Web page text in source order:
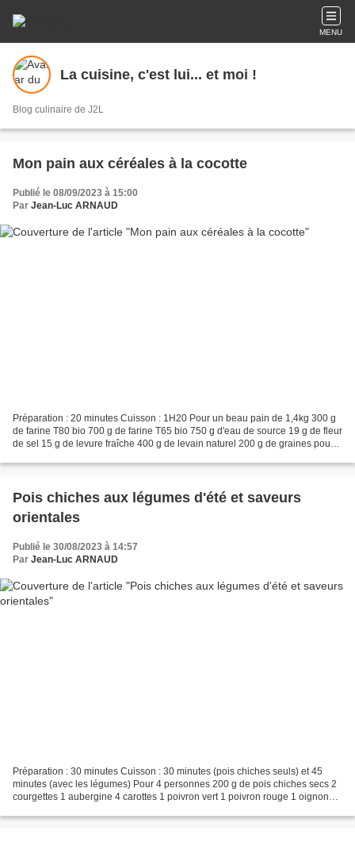
MENU
La cuisine, c'est lui... et moi !
Blog culinaire de J2L
Mon pain aux céréales à la cocotte
Publié le 08/09/2023 à 15:00
Par Jean-Luc ARNAUD
Préparation : 20 minutes Cuisson : 1H20 Pour un beau pain de 1,4kg 300 g
de farine T80 bio 700 g de farine T65 bio 750 g d'eau de source 19 g de fleur
de sel 15 g de levure fraîche 400 g de levain naturel 200 g de graines pour
Pois chiches aux légumes d'été et saveurs
orientales
Publié le 30/08/2023 à 14:57
Par Jean-Luc ARNAUD
Préparation : 30 minutes Cuisson : 30 minutes (pois chiches seuls) et 45
minutes (avec les légumes) Pour 4 personnes 200 g de pois chiches secs 2
courgettes 1 aubergine 4 carottes 1 poivron vert 1 poivron rouge 1 oignons 4